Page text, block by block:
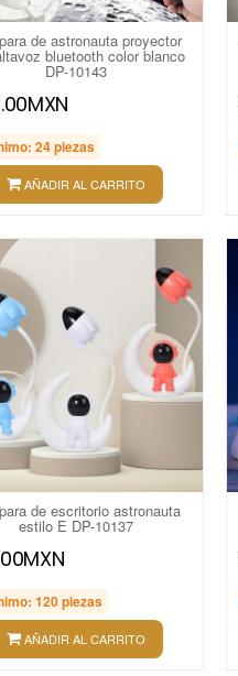
de astronauta proyector
bluetooth color blanco
DP-10143
24 piezas
AÑADIR AL CARRITO
de escritorio astronauta
estilo E DP-10137
120 piezas
AÑADIR AL CARRITO